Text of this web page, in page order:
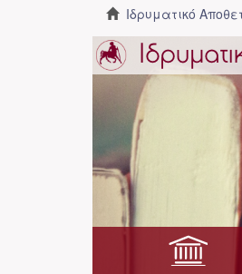
Ιδρυματικό